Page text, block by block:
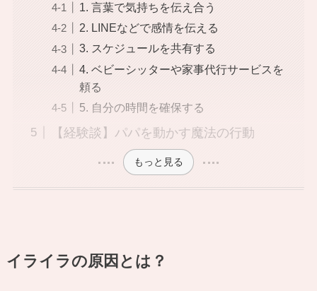
1. 言葉で気持ちを伝え合う
2. LINEなどで感情を伝える
3. スケジュールを共有する
4. ベビーシッターや家事代行サービスを
頼る
5. 自分の時間を確保する
【経験談】パパを動かす魔法の行動
もっと見る
イライラの原因とは？